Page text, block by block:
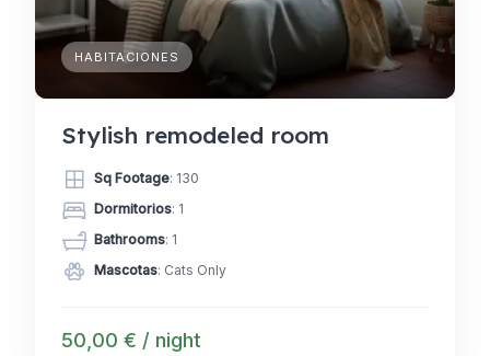
HABITACIONES
Stylish remodeled room
Sq Footage: 130
Dormitorios: 1
Bathrooms: 1
Mascotas: Cats Only
50,00 € / night